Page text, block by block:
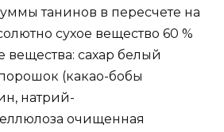
танинов в пересчете на
сухое вещество 60 %
вещества: сахар белый
порошок (какао-бобы
натрий-
очищенная